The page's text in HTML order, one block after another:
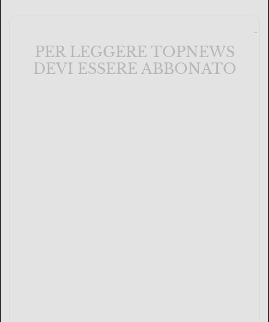
PER LEGGERE TOPNEWS
DEVI ESSERE ABBONATO